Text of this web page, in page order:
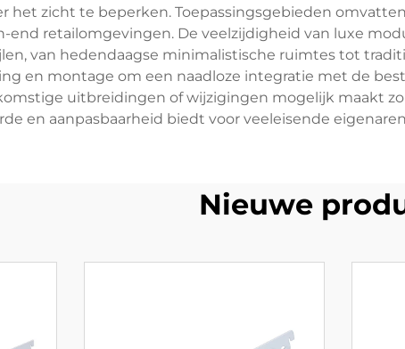
het zicht te beperken. Toepassingsgebieden
end retailomgevingen. De veelzijdigheid van luxe
van hedendaagse minimalistische ruimtes tot
en montage om een naadloze integratie met de
uitbreidingen of wijzigingen mogelijk maakt
en aanpasbaarheid biedt voor veeleisende
Nieuwe